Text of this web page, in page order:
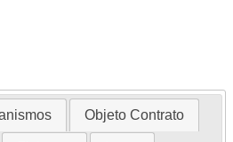
Objeto Contrato